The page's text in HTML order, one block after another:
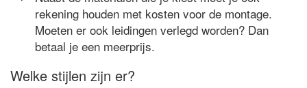
rekening houden met kosten voor de montage.
Moeten er ook leidingen verlegd worden? Dan
betaal je een meerprijs.
Welke stijlen zijn er?